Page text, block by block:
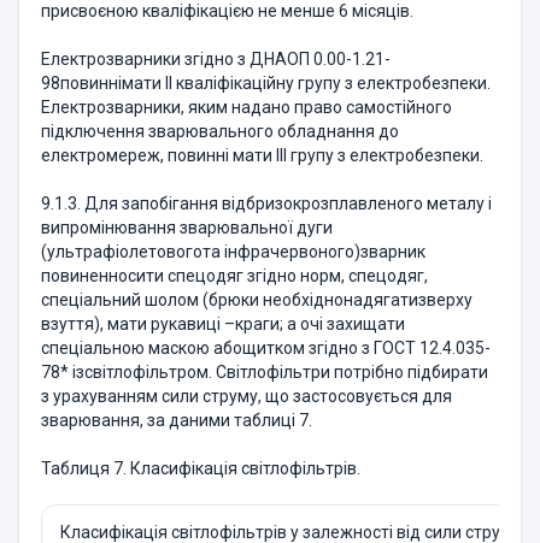
присвоєною кваліфікацією не менше 6 місяців.
Електрозварники згідно з ДНАОП 0.00-1.21-
98повиннімати ІІ кваліфікаційну групу з електробезпеки.
Електрозварники, яким надано право самостійного
підключення зварювального обладнання до
електромереж, повинні мати ІІІ групу з електробезпеки.
9.1.3. Для запобігання відбризокрозплавленого металу і
випромінювання зварювальної дуги
(ультрафіолетовогота інфрачервоного)зварник
повиненносити спецодяг згідно норм, спецодяг,
спеціальний шолом (брюки необхіднонадягатизверху
взуття), мати рукавиці –краги; а очі захищати
спеціальною маскою абощитком згідно з ГОСТ 12.4.035-
78* ізсвітлофільтром. Світлофільтри потрібно підбирати
з урахуванням сили струму, що застосовується для
зварювання, за даними таблиці 7.
Таблиця 7. Класифікація світлофільтрів.
Класифікація світлофільтрів у залежності від сили струму